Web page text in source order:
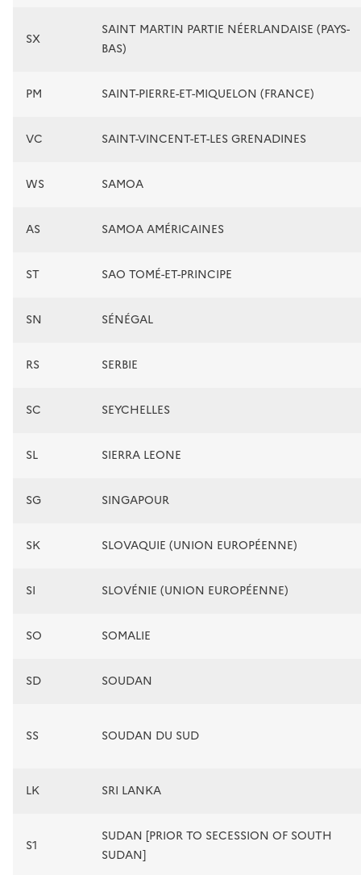
SX
SAINT MARTIN PARTIE NÉERLANDAISE (PAYS-
BAS)
PM SAINT-PIERRE-ET-MIQUELON (FRANCE)
VC SAINT-VINCENT-ET-LES GRENADINES
WS SAMOA
AS SAMOA AMÉRICAINES
ST SAO TOMÉ-ET-PRINCIPE
SN SÉNÉGAL
RS SERBIE
SC SEYCHELLES
SL SIERRA LEONE
SG SINGAPOUR
SK SLOVAQUIE (UNION EUROPÉENNE)
SI SLOVÉNIE (UNION EUROPÉENNE)
SO SOMALIE
SD SOUDAN
SS SOUDAN DU SUD
LK SRI LANKA
S1
SUDAN [PRIOR TO SECESSION OF SOUTH
SUDAN]